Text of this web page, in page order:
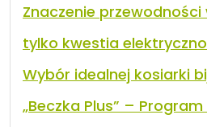
Znaczenie przewodności
tylko kwestia
Wybór idealnej kosiarki
„Beczka Plus” –